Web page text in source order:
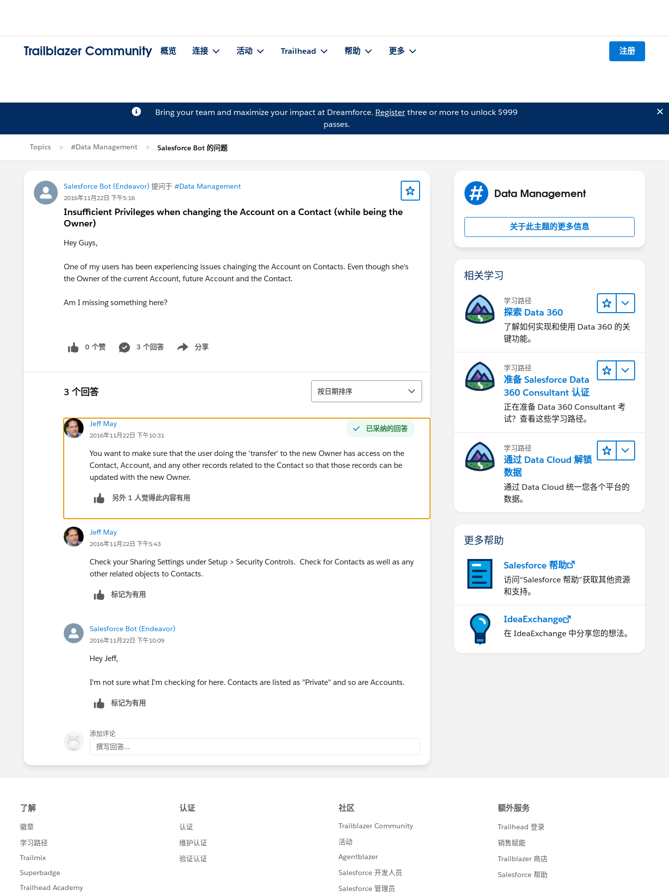
Trailblazer Community 概览 连接 活动 Trailhead 帮助 更多 注册
Bring your team and maximize your impact at Dreamforce. Registerthree or more to unlock $999
passes.
Topics #Data Management Salesforce Bot 的问题
Salesforce Bot (Endeavor) 提问于 #Data Management
2016年11月22日 下午5:16
Insufficient Privileges when changing the Account on a Contact (while being the
Owner)
Hey Guys,
One of my users has been experiencing issues chainging the Account on Contacts. Even though she's
the Owner of the current Account, future Account and the Contact.
Am I missing something here?
0 个赞 3 个回答 分享
Show menu
3 个回答 排序
按日期排序
已采纳的回答
Jeff May
2016年11月22日 下午10:31
You want to make sure that the user doing the 'transfer' to the new Owner has access on the
Contact, Account, and any other records related to the Contact so that those records can be
updated with the new Owner.
另外 1 人觉得此内容有用
Jeff May
2016年11月22日 下午5:43
Check your Sharing Settings under Setup > Security Controls. Check for Contacts as well as any
other related objects to Contacts.
标记为有用
Salesforce Bot (Endeavor)
2016年11月22日 下午10:09
Hey Jeff,
I'm not sure what I'm checking for here. Contacts are listed as "Private" and so are Accounts.
标记为有用
添加评论
撰写回答...
Data Management
关于此主题的更多信息
相关学习
学习路径
探索 Data 360
了解如何实现和使用 Data 360 的关
键功能。
学习路径
准备 Salesforce Data
360 Consultant 认证
正在准备 Data 360 Consultant 考
试？查看这些学习路径。
学习路径
通过 Data Cloud 解锁
数据
通过 Data Cloud 统一您各个平台的
数据。
更多帮助
Salesforce 帮助
访问“Salesforce 帮助”获取其他资源
和支持。
IdeaExchange
在 IdeaExchange 中分享您的想法。